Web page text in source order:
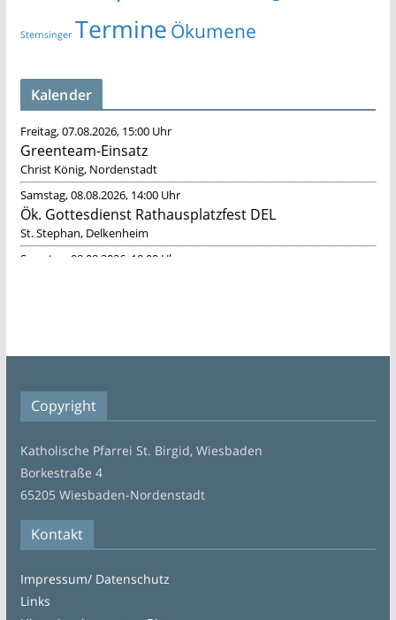
Sternsinger Termine Ökumene
Kalender
Copyright
Katholische Pfarrei St. Birgid, Wiesbaden
Borkestraße 4
65205 Wiesbaden-Nordenstadt
Kontakt
Impressum/ Datenschutz
Links